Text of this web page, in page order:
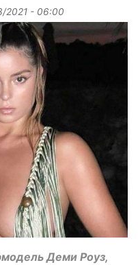
2021 - 06:00
Деми Роуз,